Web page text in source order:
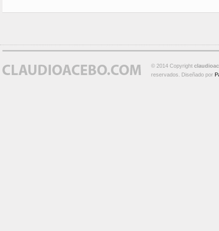
© 2014 Copyright
reservados. Diseñado por